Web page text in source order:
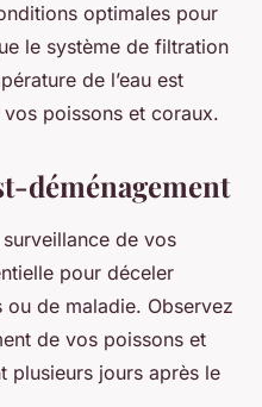
optimales pour
le système de filtration
de l’eau est
poissons et coraux.
déménagement
de vos
pour déceler
ou de maladie. Observez
de vos poissons et
plusieurs jours après le